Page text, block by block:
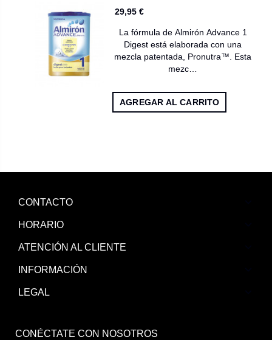
29,95 €
La fórmula de Almirón Advance 1
Digest está elaborada con una
mezcla patentada, Pronutra™. Esta
mezc…
AGREGAR AL CARRITO
CONTACTO
HORARIO
ATENCIÓN AL CLIENTE
INFORMACIÓN
LEGAL
CONÉCTATE CON NOSOTROS